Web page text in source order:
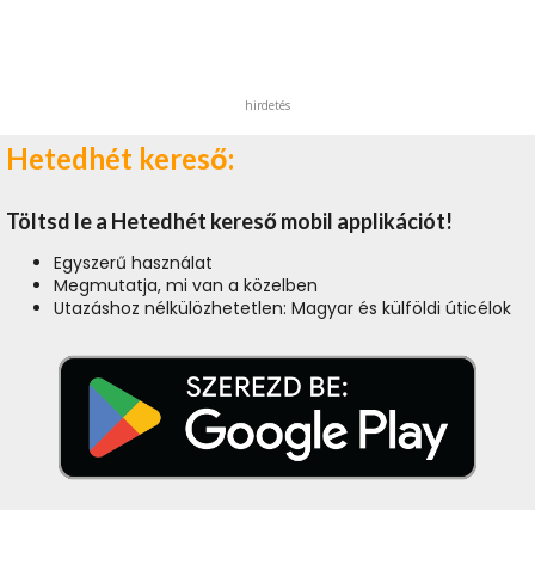
hirdetés
Hetedhét kereső:
Töltsd le a Hetedhét kereső mobil applikációt!
Egyszerű használat
Megmutatja, mi van a közelben
Utazáshoz nélkülözhetetlen: Magyar és külföldi úticélok